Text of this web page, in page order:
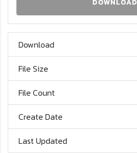
DOWNLOAD
Download
File Size
File Count
Create Date
Last Updated